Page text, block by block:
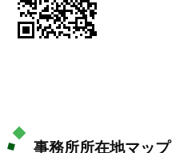
事務所所在地マップ